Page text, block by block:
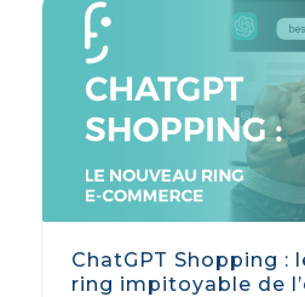
ChatGPT Shopping :
ring impitoyable de